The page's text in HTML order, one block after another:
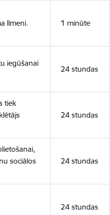
līmeni. 1 minūte
iegūšanai
24 stundas
tiek
24 stundas
sociālos
24 stundas
24 stundas